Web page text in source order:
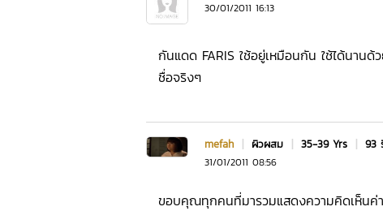
30/01/2011 16:13
กันแดด FARIS ใช้อยู่เหมือนกัน ใช้ได้นาน
ชื่อจริงๆ
mefah | ผิวผสม | 35-39 Yrs | 93
31/01/2011 08:56
ขอบคุณทุกคนที่มารวมแสดงความคิดเห็นค่